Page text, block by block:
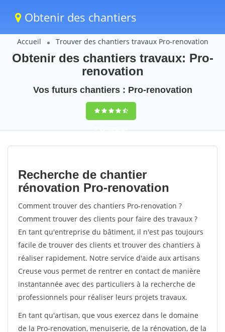
Obtenir des chantiers
Accueil Trouver des chantiers travaux Pro-renovation
Obtenir des chantiers travaux: Pro-
renovation
Vos futurs chantiers : Pro-renovation
9,5(100%)65
votes
Recherche de chantier
rénovation Pro-renovation
Comment trouver des chantiers Pro-renovation ?
Comment trouver des clients pour faire des travaux ?
En tant qu'entreprise du bâtiment, il n'est pas toujours
facile de trouver des clients et trouver des chantiers à
réaliser rapidement. Notre service d'aide aux artisans
Creuse vous permet de rentrer en contact de manière
instantannée avec des particuliers à la recherche de
professionnels pour réaliser leurs projets travaux.
En tant qu'artisan, que vous exercez dans le domaine
de la Pro-renovation, menuiserie, de la rénovation, de la